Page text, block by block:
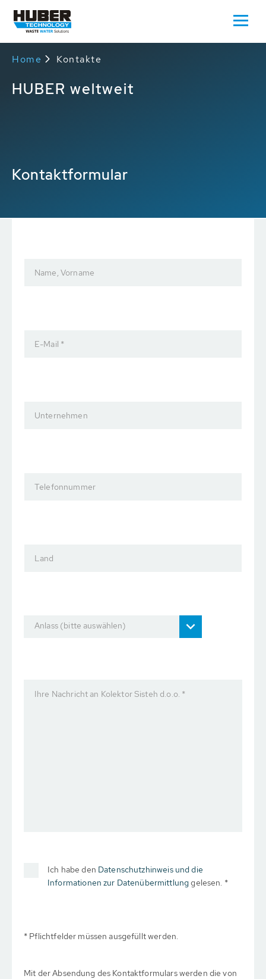
Home Kontakte
HUBER weltweit
Kontaktformular
Name, Vorname
E-Mail *
Unternehmen
Telefonnummer
Land
Anlass (bitte auswählen)
Ihre Nachricht an Kolektor Sisteh d.o.o. *
Ich habe den Datenschutzhinweis und die
Informationen zur Datenübermittlunggelesen. *
* Pflichtfelder müssen ausgefüllt werden.
Mit der Absendung des Kontaktformulars werden die von